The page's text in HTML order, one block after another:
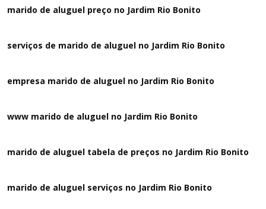
marido de aluguel preço no Jardim Rio Bonito
serviços de marido de aluguel no Jardim Rio Bonito
empresa marido de aluguel no Jardim Rio Bonito
www marido de aluguel no Jardim Rio Bonito
marido de aluguel tabela de preços no Jardim Rio Bonito
marido de aluguel serviços no Jardim Rio Bonito